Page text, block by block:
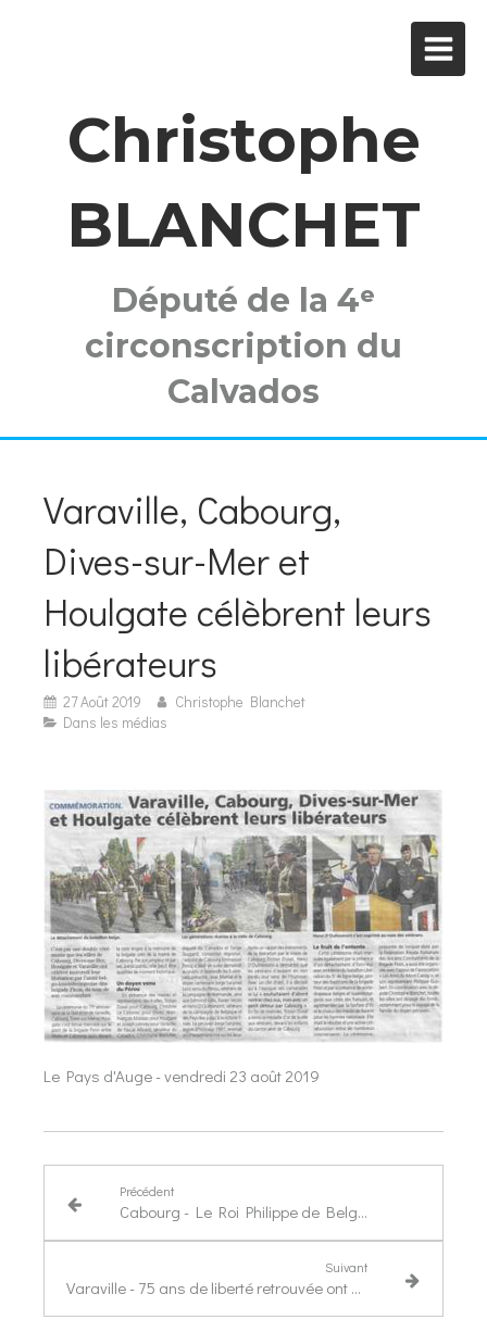
Christophe
BLANCHET
Député de la 4ᵉ
circonscription du
Calvados
Varaville, Cabourg,
Dives-sur-Mer et
Houlgate célèbrent leurs
libérateurs
27 Août 2019
Christophe Blanchet
Dans les médias
Le Pays d'Auge - vendredi 23 août 2019
Précédent
Cabourg - Le Roi Philippe de Belgique de passage pour rendre visite aux vétérans
Suivant
Varaville - 75 ans de liberté retrouvée ont été célébrés